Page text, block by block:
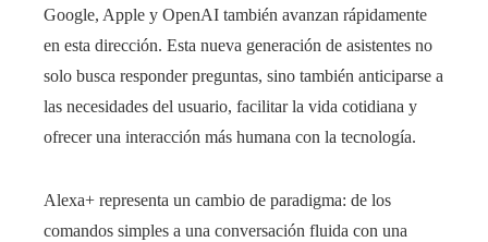
Google, Apple y OpenAI también avanzan rápidamente
en esta dirección. Esta nueva generación de asistentes no
solo busca responder preguntas, sino también anticiparse a
las necesidades del usuario, facilitar la vida cotidiana y
ofrecer una interacción más humana con la tecnología.
Alexa+ representa un cambio de paradigma: de los
comandos simples a una conversación fluida con una